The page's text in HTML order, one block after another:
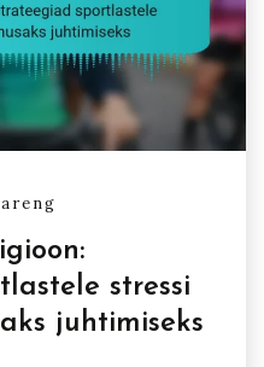
stressi
juhtimiseks